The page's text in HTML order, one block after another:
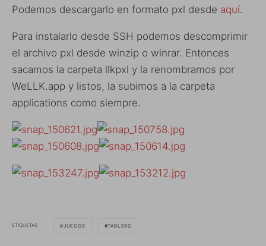
Podemos descargarlo en formato pxl desde aquí.
Para instalarlo desde SSH podemos descomprimir
el archivo pxl desde winzip o winrar. Entonces
sacamos la carpeta llkpxl y la renombramos por
WeLLK.app y listos, la subimos a la carpeta
applications como siempre.
ETIQUETAS JUEGOS TABLERO